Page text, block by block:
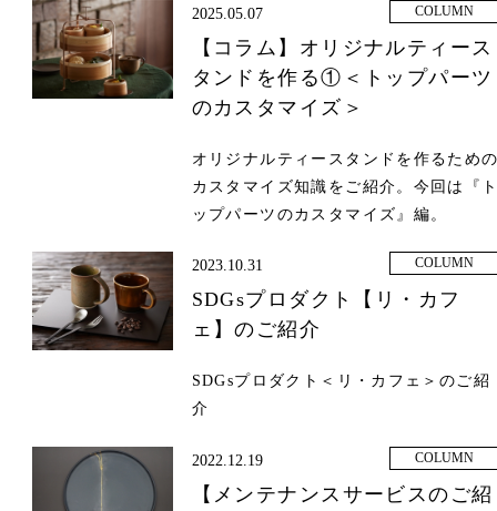
2025.05.07 COLUMN
【コラム】オリジナルティース
タンドを作る①＜トップパーツ
のカスタマイズ＞
オリジナルティースタンドを作るため
カスタマイズ知識をご紹介。今回は『
ップパーツのカスタマイズ』編。
2023.10.31 COLUMN
SDGsプロダクト【リ・カフ
ェ】のご紹介
SDGsプロダクト＜リ・カフェ＞のご紹
介
2022.12.19 COLUMN
【メンテナンスサービスのご紹